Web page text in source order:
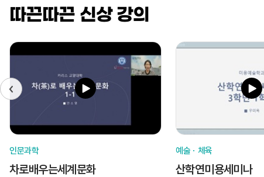
따끈따끈 신상 강의
인문과학
차로배우는세계문화
예술ㆍ체육
산학연미용세미나